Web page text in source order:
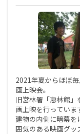
2021年夏からほぼ
画上映会。
旧営林署「恵林館
画上映を行っていま
建物の内側に暗幕を
囲気のある映画グッ